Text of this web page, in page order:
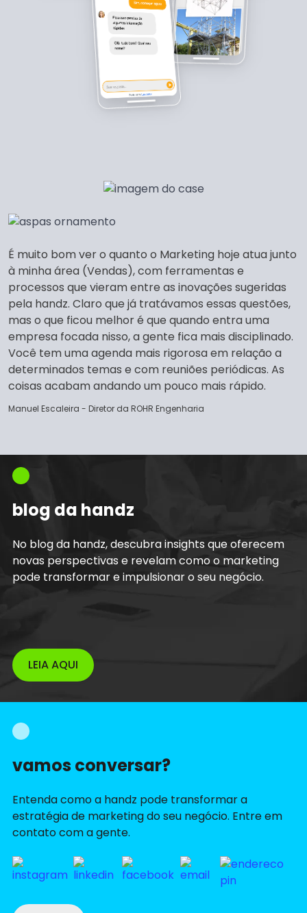
É muito bom ver o quanto o Marketing hoje atua junto
à minha área (Vendas), com ferramentas e
processos que vieram entre as inovações sugeridas
pela handz. Claro que já tratávamos essas questões,
mas o que ficou melhor é que quando entra uma
empresa focada nisso, a gente fica mais disciplinado.
Você tem uma agenda mais rigorosa em relação a
determinados temas e com reuniões periódicas. As
coisas acabam andando um pouco mais rápido.
Manuel Escaleira - Diretor da ROHR Engenharia
blog da handz
No blog da handz, descubra insights que oferecem
novas perspectivas e revelam como o marketing
pode transformar e impulsionar o seu negócio.
LEIA AQUI
vamos conversar?
Entenda como a handz pode transformar a
estratégia de marketing do seu negócio. Entre em
contato com a gente.